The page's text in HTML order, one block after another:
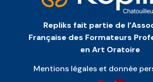
Repliks fait partie de
Française des Formateurs
en Art Oratoire
Mentions légales et donnée